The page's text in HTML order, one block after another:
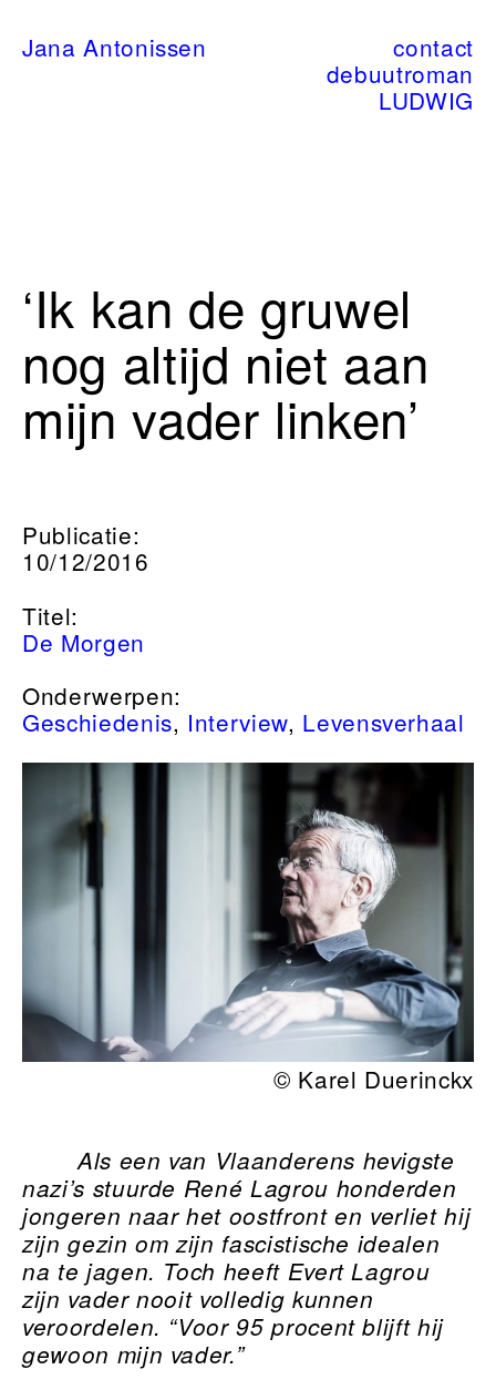
Jana Antonissen
contact
debuutroman
LUDWIG
‘Ik kan de gruwel
nog altijd niet aan
mijn vader linken’
Publicatie:
10/12/2016
Titel:
De Morgen
Onderwerpen:
Geschiedenis, Interview, Levensverhaal
© Karel Duerinckx
Als een van Vlaanderens hevigste
nazi’s stuurde René Lagrou honderden
jongeren naar het oostfront en verliet hij
zijn gezin om zijn fascistische idealen
na te jagen. Toch heeft Evert Lagrou
zijn vader nooit volledig kunnen
veroordelen. “Voor 95 procent blijft hij
gewoon mijn vader.”